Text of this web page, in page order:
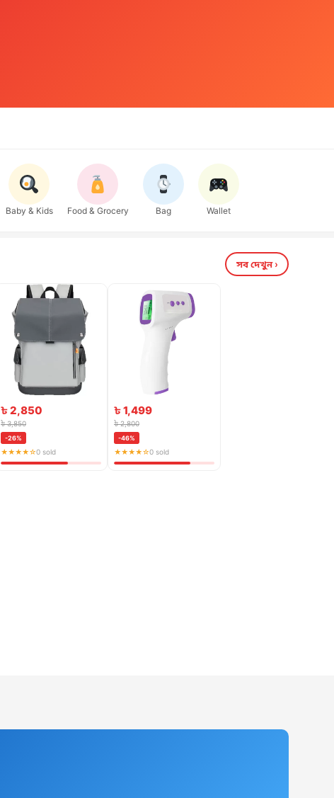
Baby & Kids Food & Grocery Bag Wallet
সব দেখুন ›
৳ 2,850
৳ 3,850
-26%
★★★★☆0 sold
৳ 1,499
৳ 2,800
-46%
★★★★☆0 sold